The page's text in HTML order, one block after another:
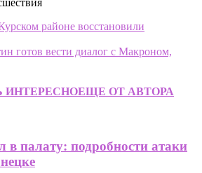
районе восстановили
готов вести диалог с Макроном,
ИНТЕРЕСНОЕЩЕ ОТ АВТОРА
в палату: подробности атаки